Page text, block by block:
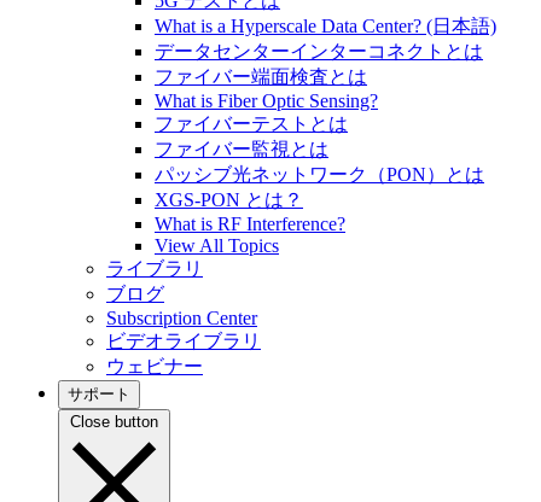
What is a Hyperscale Data Center? (日本語)
データセンターインターコネクトとは
ファイバー端面検査とは
What is Fiber Optic Sensing?
ファイバーテストとは
ファイバー監視とは
パッシブ光ネットワーク（PON）とは
XGS-PON とは？
What is RF Interference?
View All Topics
ライブラリ
ブログ
Subscription Center
ビデオライブラリ
ウェビナー
サポート
Close button